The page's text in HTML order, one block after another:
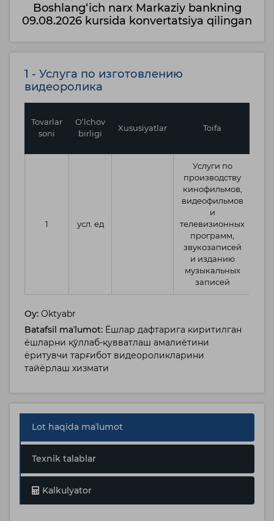
Boshlang‘ich narx Markaziy bankning
09.08.2026 kursida konvertatsiya qilingan
1 - Услуга по изготовлению
видеоролика
Tovarlar
soni
O‘lchov
birligi
Xususiyatlar Toifa
1 усл. ед
Услуги по
производству
кинофильмов,
видеофильмов
и
телевизионных
программ,
звукозаписей
и изданию
музыкальных
записей
Oy: Oktyabr
Batafsil maʼlumot: Ёшлар дафтарига киритилган
ёшларни қўллаб-қувватлаш амалиётини
ёритувчи тарғибот видеороликларини
тайёрлаш хизмати
Lot haqida maʼlumot
Texnik talablar
Kalkulyator